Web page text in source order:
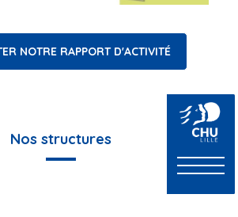
NOTRE RAPPORT D'ACTIVITÉ
Nos structures